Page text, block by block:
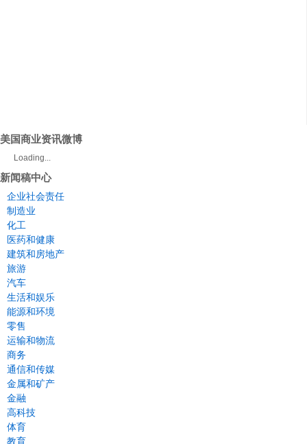
美国商业资讯微博
Loading...
新闻稿中心
企业社会责任
制造业
化工
医药和健康
建筑和房地产
旅游
汽车
生活和娱乐
能源和环境
零售
运输和物流
商务
通信和传媒
金属和矿产
金融
高科技
体育
教育